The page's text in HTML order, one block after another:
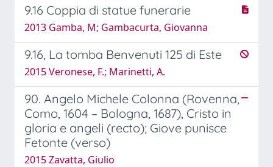
9.16 Coppia di statue funerarie
2013 Gamba, M; Gambacurta, Giovanna
9.16, La tomba Benvenuti 125 di Este
2015 Veronese, F.; Marinetti, A.
90. Angelo Michele Colonna (Rovenna,
Como, 1604 – Bologna, 1687), Cristo in
gloria e angeli (recto); Giove punisce
Fetonte (verso)
2015 Zavatta, Giulio